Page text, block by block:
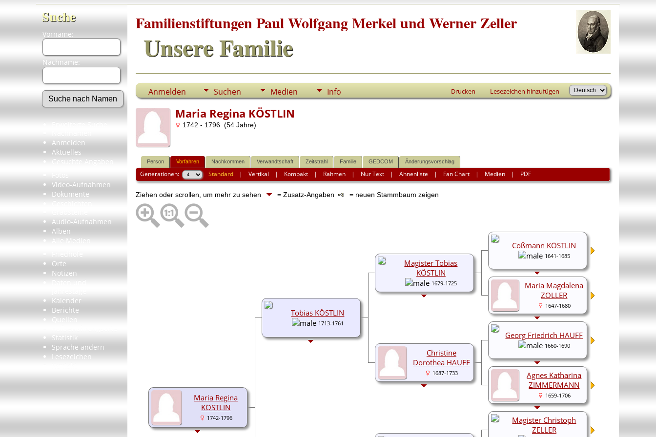
Suche
Vorname:
Nachname:
Erweiterte Suche
Nachnamen
Anmelden
Aktuelles
Gesuchte Angaben
Fotos
Video-Aufnahmen
Dokumente
Geschichten
Grabsteine
Audio-Aufnahmen
Alben
Alle Medien
Friedhöfe
Orte
Notizen
Daten und
Jahrestage
Kalender
Berichte
Quellen
Aufbewahrungsorte
Statistik
Sprache ändern
Lesezeichen
Kontakt
Familienstiftungen Paul Wolfgang Merkel und Werner Zeller
Unsere Familie
Anmelden Suchen Medien Info Drucken Lesezeichen hinzufügen
Maria Regina KÖSTLIN
1742 - 1796 (54 Jahre)
Person Vorfahren Nachkommen Verwandtschaft Zeitstrahl Familie GEDCOM Änderungsvorschlag
Generationen: Standard |Vertikal | Kompakt | Rahmen | Nur Text |Ahnenliste | Fan Chart | Medien | PDF
Ziehen oder scrollen, um mehr zu sehen = Zusatz-Angaben = neuen Stammbaum zeigen
Maria Regina
KÖSTLIN
1742-1796
Tobias KÖSTLIN
1713-1761
Magister Tobias
KÖSTLIN
1679-1725
Coßmann KÖSTLIN
1641-1685
Maria Magdalena
ZOLLER
1647-1680
Christine
Dorothea HAUFF
1687-1733
Georg Friedrich HAUFF
1660-1690
Agnes Katharina
ZIMMERMANN
1659-1706
Magister Christoph
ZELLER